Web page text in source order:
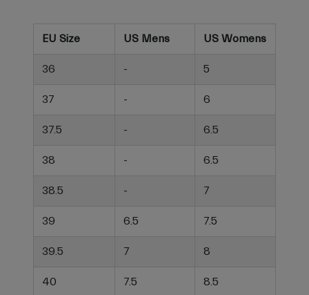
EU Size US Mens US Womens
36 - 5
37 - 6
37.5 - 6.5
38 - 6.5
38.5 - 7
39 6.5 7.5
39.5 7 8
40 7.5 8.5